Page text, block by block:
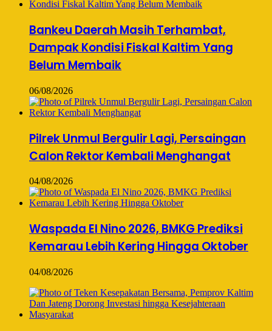
Bankeu Daerah Masih Terhambat,
Dampak Kondisi Fiskal Kaltim Yang
Belum Membaik
06/08/2026
Pilrek Unmul Bergulir Lagi, Persaingan
Calon Rektor Kembali Menghangat
04/08/2026
Waspada El Nino 2026, BMKG Prediksi
Kemarau Lebih Kering Hingga Oktober
04/08/2026